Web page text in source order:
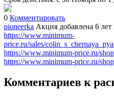
0 Комментировать
pioneerka Акция добавлена 6 лет
https://www.minimum-
price.ru/sales/
https://www.minimum-price.ru/
https://www.minimum-price.ru/
Комментариев к